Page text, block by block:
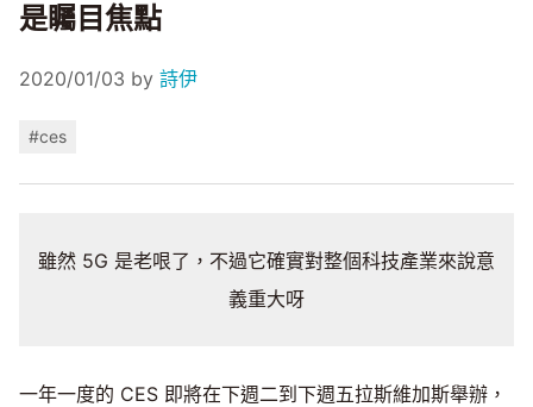
是矚目焦點
2020/01/03 by 詩伊
#ces
雖然 5G 是老哏了，不過它確實對整個科技產業來說意
義重大呀
一年一度的 CES 即將在下週二到下週五拉斯維加斯舉辦，